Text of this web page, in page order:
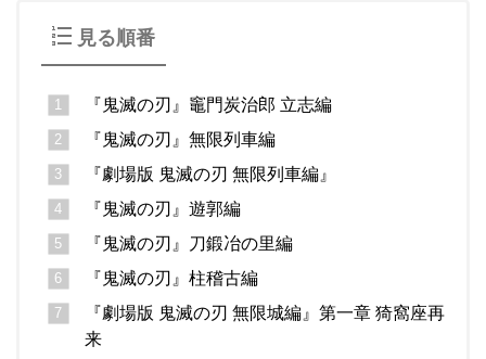
見る順番
『鬼滅の刃』竈門炭治郎 立志編
『鬼滅の刃』無限列車編
『劇場版 鬼滅の刃 無限列車編』
『鬼滅の刃』遊郭編
『鬼滅の刃』刀鍛冶の里編
『鬼滅の刃』柱稽古編
『劇場版 鬼滅の刃 無限城編』第一章 猗窩座再
来